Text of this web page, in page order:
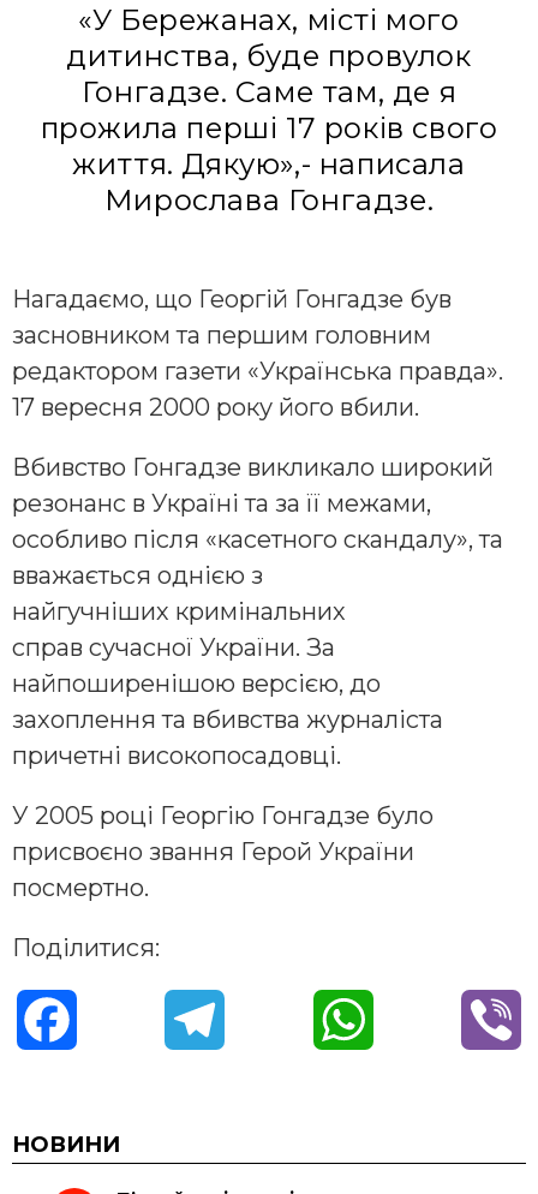
«У Бережанах, місті мого
дитинства, буде провулок
Гонгадзе. Саме там, де я
прожила перші 17 років свого
життя. Дякую»,- написала
Мирослава Гонгадзе.
Нагадаємо, що Георгій Гонгадзе був
засновником та першим головним
редактором газети «Українська правда».
17 вересня 2000 року його вбили.
Вбивство Гонгадзе викликало широкий
резонанс в Україні та за її межами,
особливо після «касетного скандалу», та
вважається однією з
найгучніших кримінальних
справ сучасної України. За
найпоширенішою версією, до
захоплення та вбивства журналіста
причетні високопосадовці.
У 2005 році Георгію Гонгадзе було
присвоєно звання Герой України
посмертно.
Поділитися:
c
НОВИНИ